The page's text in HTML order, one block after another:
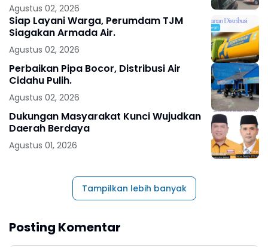
Agustus 02, 2026
Siap Layani Warga, Perumdam TJM
Siagakan Armada Air.
Agustus 02, 2026
Perbaikan Pipa Bocor, Distribusi Air
Cidahu Pulih.
Agustus 02, 2026
Dukungan Masyarakat Kunci Wujudkan
Daerah Berdaya
Agustus 01, 2026
Tampilkan lebih banyak
Posting Komentar